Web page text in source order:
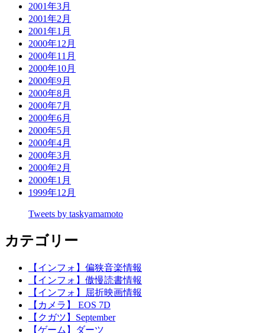
2001年3月
2001年2月
2001年1月
2000年12月
2000年11月
2000年10月
2000年9月
2000年8月
2000年7月
2000年6月
2000年5月
2000年4月
2000年3月
2000年2月
2000年1月
1999年12月
Tweets by taskyamamoto
カテゴリー
【インフォ】偏狭音楽情報
【インフォ】傲慢読書情報
【インフォ】屈折映画情報
【カメラ】 EOS 7D
【クガツ】September
【ゲーム】ダーツ